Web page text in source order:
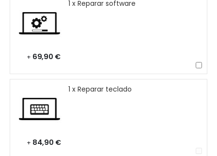
1 x Reparar software
+ 69,90 €
1 x Reparar teclado
+ 84,90 €